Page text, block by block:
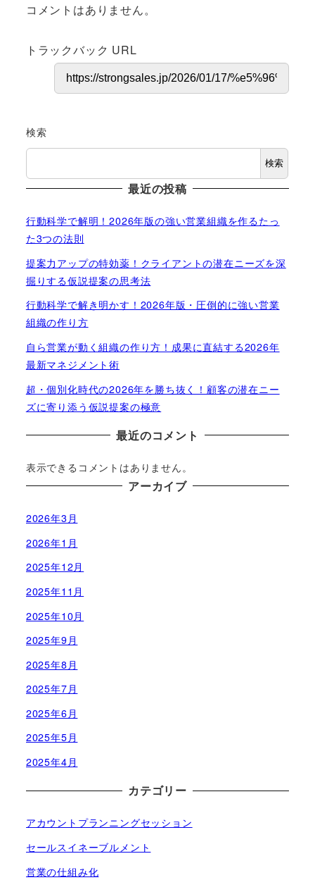
コメントはありません。
トラックバック URL
検索
検索
最近の投稿
行動科学で解明！2026年版の強い営業組織を作るたっ
た3つの法則
提案力アップの特効薬！クライアントの潜在ニーズを深
掘りする仮説提案の思考法
行動科学で解き明かす！2026年版・圧倒的に強い営業
組織の作り方
自ら営業が動く組織の作り方！成果に直結する2026年
最新マネジメント術
超・個別化時代の2026年を勝ち抜く！顧客の潜在ニー
ズに寄り添う仮説提案の極意
最近のコメント
表示できるコメントはありません。
アーカイブ
2026年3月
2026年1月
2025年12月
2025年11月
2025年10月
2025年9月
2025年8月
2025年7月
2025年6月
2025年5月
2025年4月
カテゴリー
アカウントプランニングセッション
セールスイネーブルメント
営業の仕組み化